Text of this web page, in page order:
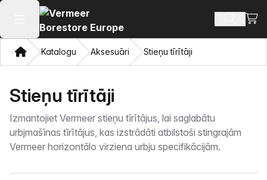
Atvērt galveno izvēlni Meklēt
MājasKatalogu Aksesuāri Stieņu tīrītāji
Stieņu tīrītāji
Izmantojiet Vermeer stieņu tīrītājus, lai saglabātu
urbjmašīnas tīrītājus, kas izstrādāti atbilstoši stingrajām
Vermeer horizontālo virziena urbju specifikācijām.